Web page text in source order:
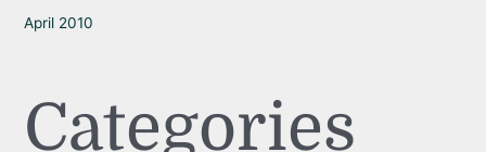
April 2010
Categories